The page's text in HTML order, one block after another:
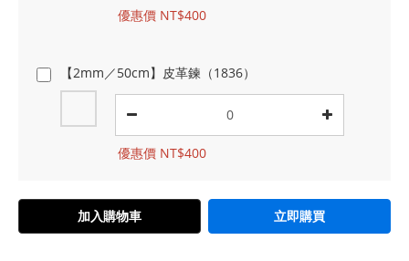
優惠價 NT$400
【2mm／50cm】皮革鍊（1836）
優惠價 NT$400
加入購物車 立即購買